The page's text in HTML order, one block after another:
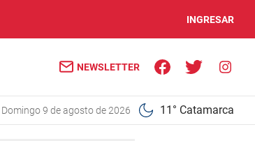
INGRESAR
NEWSLETTER
domingo 9 de agosto de 2026 11° Catamarca